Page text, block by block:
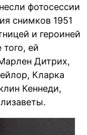
фотосессии
снимков 1951
и героиней
ей
Дитрих,
Кларка
Кеннеди,